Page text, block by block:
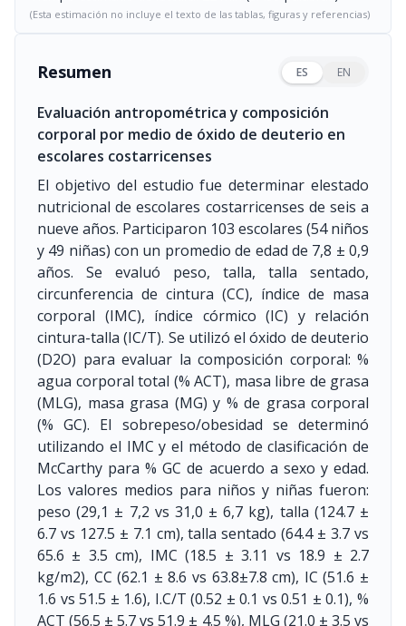
(Esta estimación no incluye el texto de las tablas, figuras y referencias)
Resumen ES EN
Evaluación antropométrica y composición
corporal por medio de óxido de deuterio en
escolares costarricenses
El objetivo del estudio fue determinar elestado
nutricional de escolares costarricenses de seis a
nueve años. Participaron 103 escolares (54 niños
y 49 niñas) con un promedio de edad de 7,8 ± 0,9
años. Se evaluó peso, talla, talla sentado,
circunferencia de cintura (CC), índice de masa
corporal (IMC), índice córmico (IC) y relación
cintura-talla (IC/T). Se utilizó el óxido de deuterio
(D2O) para evaluar la composición corporal: %
agua corporal total (% ACT), masa libre de grasa
(MLG), masa grasa (MG) y % de grasa corporal
(% GC). El sobrepeso/obesidad se determinó
utilizando el IMC y el método de clasificación de
McCarthy para % GC de acuerdo a sexo y edad.
Los valores medios para niños y niñas fueron:
peso (29,1 ± 7,2 vs 31,0 ± 6,7 kg), talla (124.7 ±
6.7 vs 127.5 ± 7.1 cm), talla sentado (64.4 ± 3.7 vs
65.6 ± 3.5 cm), IMC (18.5 ± 3.11 vs 18.9 ± 2.7
kg/m2), CC (62.1 ± 8.6 vs 63.8±7.8 cm), IC (51.6 ±
1.6 vs 51.5 ± 1.6), I.C/T (0.52 ± 0.1 vs 0.51 ± 0.1), %
ACT (56.5 ± 5.7 vs 51.9 ± 4.5 %), MLG (21.0 ± 3.5 vs